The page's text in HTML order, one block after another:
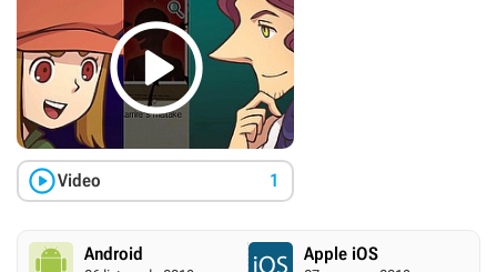

Video 1
Android Apple iOS